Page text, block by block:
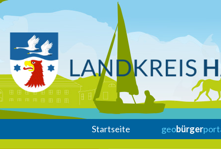
Startseite geobürger